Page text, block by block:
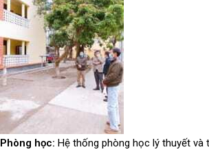
Phòng học: Hệ thống phòng học lý thuyết và